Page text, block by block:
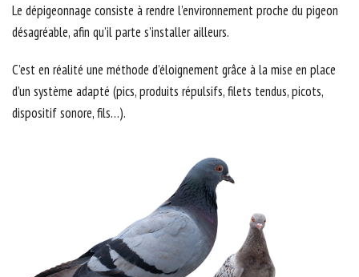
Le dépigeonnage consiste à rendre l’environnement proche du pigeon
désagréable, afin qu’il parte s’installer ailleurs.
C’est en réalité une méthode d’éloignement grâce à la mise en place
d’un système adapté (pics, produits répulsifs, filets tendus, picots,
dispositif sonore, fils…).